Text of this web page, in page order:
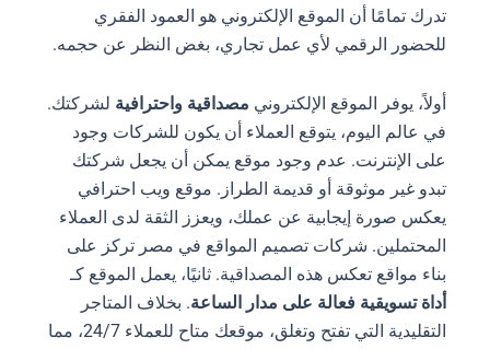
تدرك تمامًا أن الموقع الإلكتروني هو العمود الفقري
للحضور الرقمي لأي عمل تجاري، بغض النظر عن حجمه.
أولاً، يوفر الموقع الإلكتروني مصداقية واحترافيةلشركتك.
في عالم اليوم، يتوقع العملاء أن يكون للشركات وجود
على الإنترنت. عدم وجود موقع يمكن أن يجعل شركتك
تبدو غير موثوقة أو قديمة الطراز. موقع ويب احترافي
يعكس صورة إيجابية عن عملك، ويعزز الثقة لدى العملاء
المحتملين. شركات تصميم المواقع في مصر تركز على
بناء مواقع تعكس هذه المصداقية. ثانيًا، يعمل الموقع كـ
أداة تسويقية فعالة على مدار الساعة. بخلاف المتاجر
التقليدية التي تفتح وتغلق، موقعك متاح للعملاء 24/7، مما